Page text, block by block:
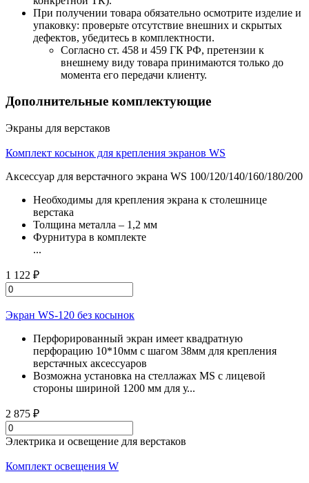
При получении товара обязательно осмотрите изделие и
упаковку: проверьте отсутствие внешних и скрытых
дефектов, убедитесь в комплектности.
Согласно ст. 458 и 459 ГК РФ, претензии к
внешнему виду товара принимаются только до
момента его передачи клиенту.
Дополнительные комплектующие
Экраны для верстаков
Комплект косынок для крепления экранов WS
Аксессуар для верстачного экрана WS 100/120/140/160/180/200
Необходимы для крепления экрана к столешнице
верстака
Толщина металла – 1,2 мм
Фурнитура в комплекте
...
1 122 ₽
Экран WS-120 без косынок
Перфорированный экран имеет квадратную
перфорацию 10*10мм с шагом 38мм для крепления
верстачных аксессуаров
Возможна установка на стеллажах MS с лицевой
стороны шириной 1200 мм для у...
2 875 ₽
Электрика и освещение для верстаков
Комплект освещения W